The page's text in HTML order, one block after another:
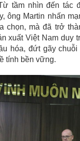
tầm nhìn đến tác
ông Martin nhấn
chọn, mà đã trở
xuất Việt Nam duy
hóa, đứt gãy
tính bền vững.